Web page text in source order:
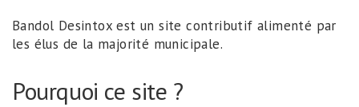
Bandol Desintox est un site contributif alimenté par
les élus de la majorité municipale.
Pourquoi ce site ?